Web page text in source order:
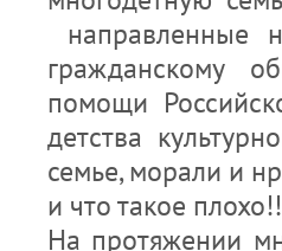
направленные
гражданскому
помощи
детства
семье, морали и
и что такое
На протяжении